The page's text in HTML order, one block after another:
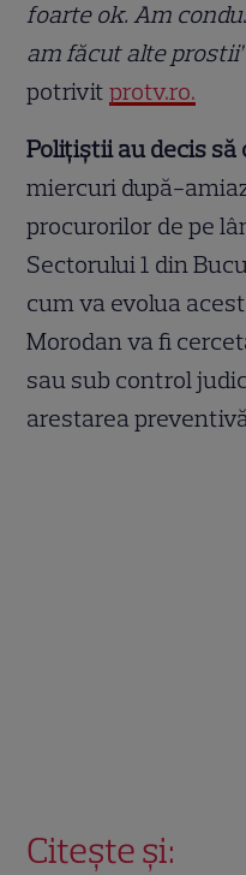
foarte ok. Am
am făcut alte
potrivitprotv.ro.
Polițiștii au decis
miercuri după-
procurorilor de pe
Sectorului 1 din
cum va evolua
Morodan va fi
sau sub control
arestarea
Citește și: